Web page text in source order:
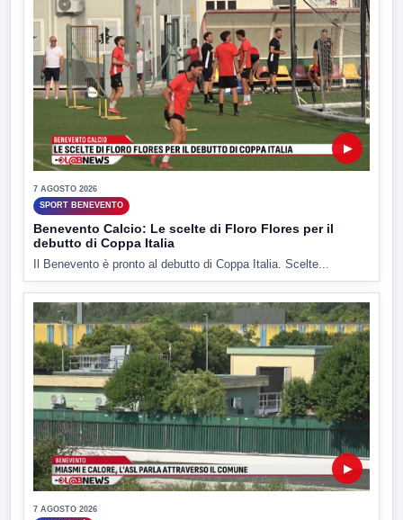
▶
7 AGOSTO 2026
SPORT BENEVENTO
Benevento Calcio: Le scelte di Floro Flores per il
debutto di Coppa Italia
Il Benevento è pronto al debutto di Coppa Italia. Scelte...
▶
7 AGOSTO 2026